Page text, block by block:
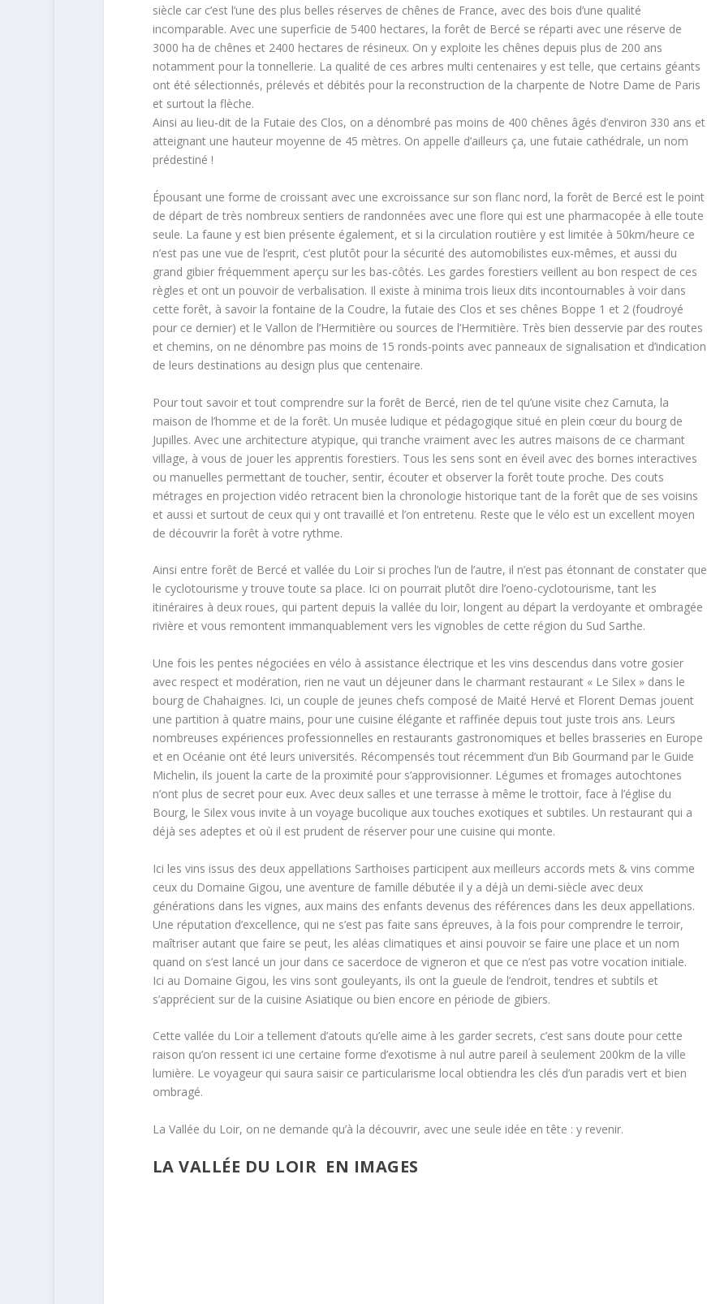
siècle car c’est l’une des plus belles réserves de chênes de France, avec des bois d’une qualité
incomparable. Avec une superficie de 5400 hectares, la forêt de Bercé se réparti avec une réserve de
3000 ha de chênes et 2400 hectares de résineux. On y exploite les chênes depuis plus de 200 ans
notamment pour la tonnellerie. La qualité de ces arbres multi centenaires y est telle, que certains géants
ont été sélectionnés, prélevés et débités pour la reconstruction de la charpente de Notre Dame de Paris
et surtout la flèche.
Ainsi au lieu-dit de la Futaie des Clos, on a dénombré pas moins de 400 chênes âgés d’environ 330 ans et
atteignant une hauteur moyenne de 45 mètres. On appelle d’ailleurs ça, une futaie cathédrale, un nom
prédestiné !
Épousant une forme de croissant avec une excroissance sur son flanc nord, la forêt de Bercé est le point
de départ de très nombreux sentiers de randonnées avec une flore qui est une pharmacopée à elle toute
seule. La faune y est bien présente également, et si la circulation routière y est limitée à 50km/heure ce
n’est pas une vue de l’esprit, c’est plutôt pour la sécurité des automobilistes eux-mêmes, et aussi du
grand gibier fréquemment aperçu sur les bas-côtés. Les gardes forestiers veillent au bon respect de ces
règles et ont un pouvoir de verbalisation. Il existe à minima trois lieux dits incontournables à voir dans
cette forêt, à savoir la fontaine de la Coudre, la futaie des Clos et ses chênes Boppe 1 et 2 (foudroyé
pour ce dernier) et le Vallon de l’Hermitière ou sources de l’Hermitière. Très bien desservie par des routes
et chemins, on ne dénombre pas moins de 15 ronds-points avec panneaux de signalisation et d’indication
de leurs destinations au design plus que centenaire.
Pour tout savoir et tout comprendre sur la forêt de Bercé, rien de tel qu’une visite chez Carnuta, la
maison de l’homme et de la forêt. Un musée ludique et pédagogique situé en plein cœur du bourg de
Jupilles. Avec une architecture atypique, qui tranche vraiment avec les autres maisons de ce charmant
village, à vous de jouer les apprentis forestiers. Tous les sens sont en éveil avec des bornes interactives
ou manuelles permettant de toucher, sentir, écouter et observer la forêt toute proche. Des couts
métrages en projection vidéo retracent bien la chronologie historique tant de la forêt que de ses voisins
et aussi et surtout de ceux qui y ont travaillé et l’on entretenu. Reste que le vélo est un excellent moyen
de découvrir la forêt à votre rythme.
Ainsi entre forêt de Bercé et vallée du Loir si proches l’un de l’autre, il n’est pas étonnant de constater que
le cyclotourisme y trouve toute sa place. Ici on pourrait plutôt dire l’oeno-cyclotourisme, tant les
itinéraires à deux roues, qui partent depuis la vallée du loir, longent au départ la verdoyante et ombragée
rivière et vous remontent immanquablement vers les vignobles de cette région du Sud Sarthe.
Une fois les pentes négociées en vélo à assistance électrique et les vins descendus dans votre gosier
avec respect et modération, rien ne vaut un déjeuner dans le charmant restaurant « Le Silex » dans le
bourg de Chahaignes. Ici, un couple de jeunes chefs composé de Maité Hervé et Florent Demas jouent
une partition à quatre mains, pour une cuisine élégante et raffinée depuis tout juste trois ans. Leurs
nombreuses expériences professionnelles en restaurants gastronomiques et belles brasseries en Europe
et en Océanie ont été leurs universités. Récompensés tout récemment d’un Bib Gourmand par le Guide
Michelin, ils jouent la carte de la proximité pour s’approvisionner. Légumes et fromages autochtones
n’ont plus de secret pour eux. Avec deux salles et une terrasse à même le trottoir, face à l’église du
Bourg, le Silex vous invite à un voyage bucolique aux touches exotiques et subtiles. Un restaurant qui a
déjà ses adeptes et où il est prudent de réserver pour une cuisine qui monte.
Ici les vins issus des deux appellations Sarthoises participent aux meilleurs accords mets & vins comme
ceux du Domaine Gigou, une aventure de famille débutée il y a déjà un demi-siècle avec deux
générations dans les vignes, aux mains des enfants devenus des références dans les deux appellations.
Une réputation d’excellence, qui ne s’est pas faite sans épreuves, à la fois pour comprendre le terroir,
maîtriser autant que faire se peut, les aléas climatiques et ainsi pouvoir se faire une place et un nom
quand on s’est lancé un jour dans ce sacerdoce de vigneron et que ce n’est pas votre vocation initiale.
Ici au Domaine Gigou, les vins sont gouleyants, ils ont la gueule de l’endroit, tendres et subtils et
s’apprécient sur de la cuisine Asiatique ou bien encore en période de gibiers.
Cette vallée du Loir a tellement d’atouts qu’elle aime à les garder secrets, c’est sans doute pour cette
raison qu’on ressent ici une certaine forme d’exotisme à nul autre pareil à seulement 200km de la ville
lumière. Le voyageur qui saura saisir ce particularisme local obtiendra les clés d’un paradis vert et bien
ombragé.
La Vallée du Loir, on ne demande qu’à la découvrir, avec une seule idée en tête : y revenir.
LA VALLÉE DU LOIR EN IMAGES